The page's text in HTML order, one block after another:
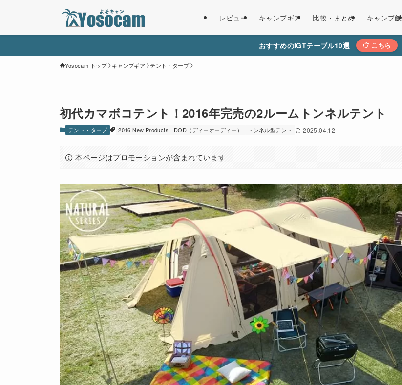
レビュー キャンプギア 比較・まとめ キャンプ飯
おすすめのIGTテーブル10選 こちら
Yosocam トップ キャンプギア テント・タープ
初代カマボコテント！2016年完売の2ルームトンネルテント
テント・タープ 2016 New Products DOD（ディーオーディー） トンネル型テント 2025.04.12
本ページはプロモーションが含まれています